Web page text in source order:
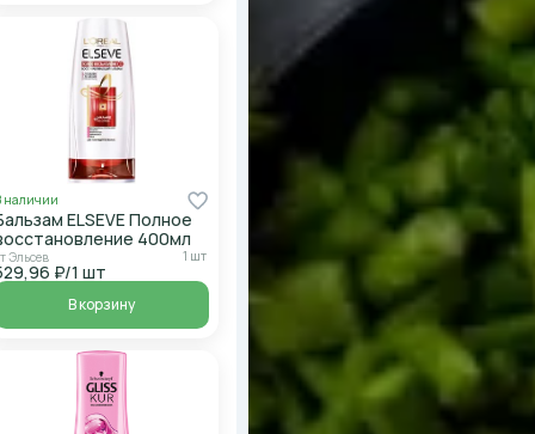
наличии
ELSEVE Полное
400мл
Эльсев 1 шт
₽/1 шт
В корзину